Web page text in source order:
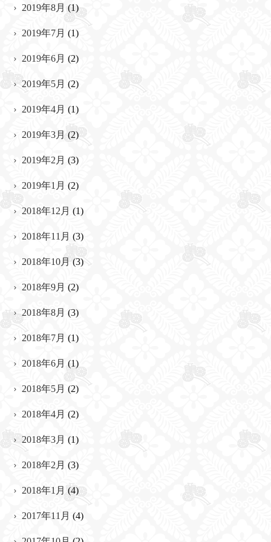
2019年8月 (1)
2019年7月 (1)
2019年6月 (2)
2019年5月 (2)
2019年4月 (1)
2019年3月 (2)
2019年2月 (3)
2019年1月 (2)
2018年12月 (1)
2018年11月 (3)
2018年10月 (3)
2018年9月 (2)
2018年8月 (3)
2018年7月 (1)
2018年6月 (1)
2018年5月 (2)
2018年4月 (2)
2018年3月 (1)
2018年2月 (3)
2018年1月 (4)
2017年11月 (4)